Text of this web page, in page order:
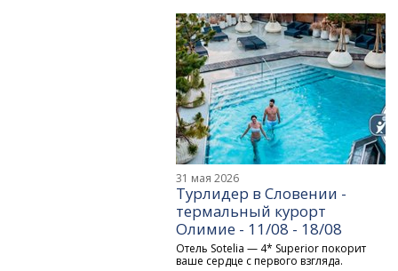
31 мая 2026
Турлидер в Словении -
термальный курорт
Олимие - 11/08 - 18/08
Отель Sotelia — 4* Superior покорит
ваше сердце с первого взгляда.